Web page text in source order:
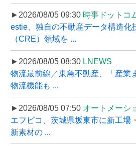
►2026/08/05 09:30 時事ドットコ
estie、独自の不動産データ構造化
（CRE）領域を ...
►2026/08/05 08:30 LNEWS
物流最前線／東急不動産、「産業
物流機能も ...
►2026/08/05 07:50 オートメーシ
エフピコ、茨城県坂東市に新工場
新素材の ...